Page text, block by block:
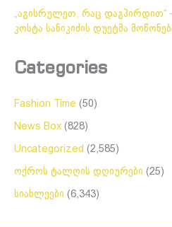
„აგისრულეთ, რაც დაგპირდით“
კოსტა სანიკიძის დუეტმა
Categories
Fashion Time (50)
News Box (828)
Uncategorized (2,585)
ოქროს ტალღის დღიურები (25)
სიახლეები (6,343)